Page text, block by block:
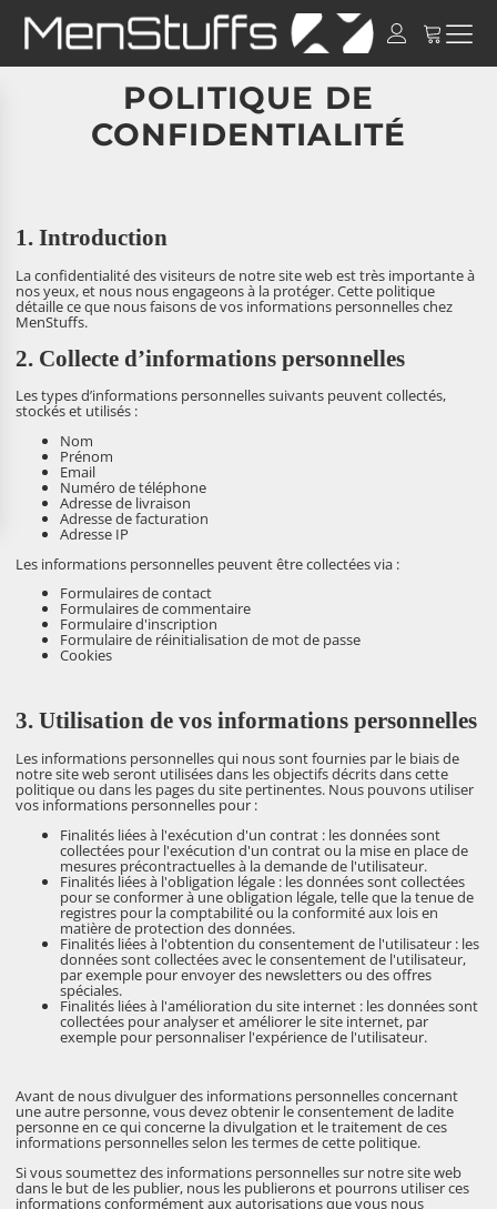
POLITIQUE DE
CONFIDENTIALITÉ
1. Introduction
La confidentialité des visiteurs de notre site web est très importante à
nos yeux, et nous nous engageons à la protéger. Cette politique
détaille ce que nous faisons de vos informations personnelles chez
MenStuffs.
2. Collecte d’informations personnelles
Les types d’informations personnelles suivants peuvent collectés,
stockés et utilisés :
Nom
Prénom
Email
Numéro de téléphone
Adresse de livraison
Adresse de facturation
Adresse IP
Les informations personnelles peuvent être collectées via :
Formulaires de contact
Formulaires de commentaire
Formulaire d'inscription
Formulaire de réinitialisation de mot de passe
Cookies
3. Utilisation de vos informations personnelles
Les informations personnelles qui nous sont fournies par le biais de
notre site web seront utilisées dans les objectifs décrits dans cette
politique ou dans les pages du site pertinentes. Nous pouvons utiliser
vos informations personnelles pour :
Finalités liées à l'exécution d'un contrat : les données sont
collectées pour l'exécution d'un contrat ou la mise en place de
mesures précontractuelles à la demande de l'utilisateur.
Finalités liées à l'obligation légale : les données sont collectées
pour se conformer à une obligation légale, telle que la tenue de
registres pour la comptabilité ou la conformité aux lois en
matière de protection des données.
Finalités liées à l'obtention du consentement de l'utilisateur : les
données sont collectées avec le consentement de l'utilisateur,
par exemple pour envoyer des newsletters ou des offres
spéciales.
Finalités liées à l'amélioration du site internet : les données sont
collectées pour analyser et améliorer le site internet, par
exemple pour personnaliser l'expérience de l'utilisateur.
Avant de nous divulguer des informations personnelles concernant
une autre personne, vous devez obtenir le consentement de ladite
personne en ce qui concerne la divulgation et le traitement de ces
informations personnelles selon les termes de cette politique.
Si vous soumettez des informations personnelles sur notre site web
dans le but de les publier, nous les publierons et pourrons utiliser ces
informations conformément aux autorisations que vous nous